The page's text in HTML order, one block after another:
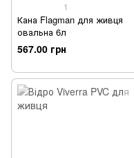
1
Кана Flagman для живця
овальна 6л
567.00 грн